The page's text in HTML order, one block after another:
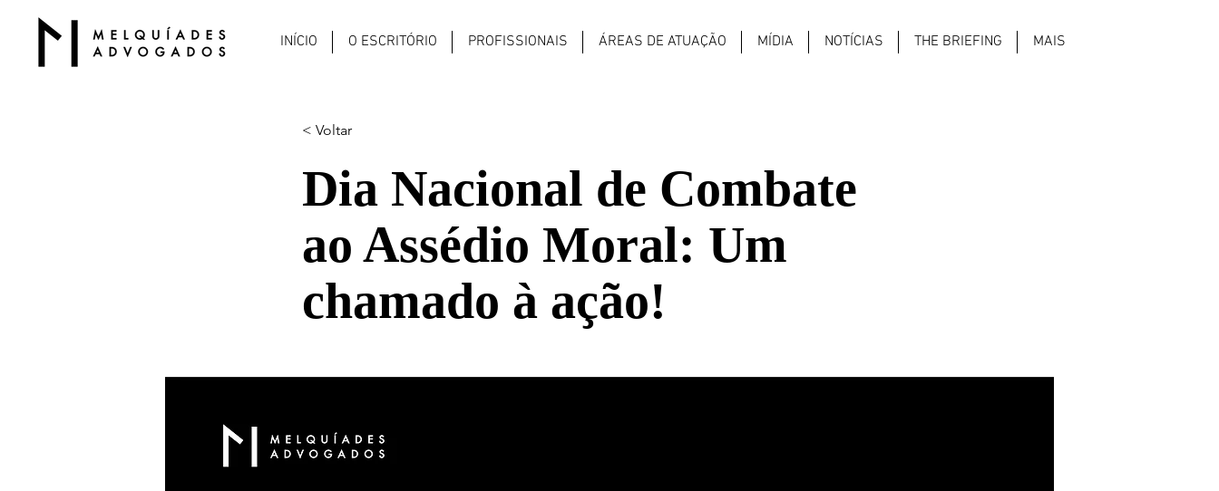
INÍCIO O ESCRITÓRIO PROFISSIONAIS ÁREAS DE ATUAÇÃO MÍDIA NOTÍCIAS THE BRIEFING MAIS
< Voltar
Dia Nacional de Combate
ao Assédio Moral: Um
chamado à ação!